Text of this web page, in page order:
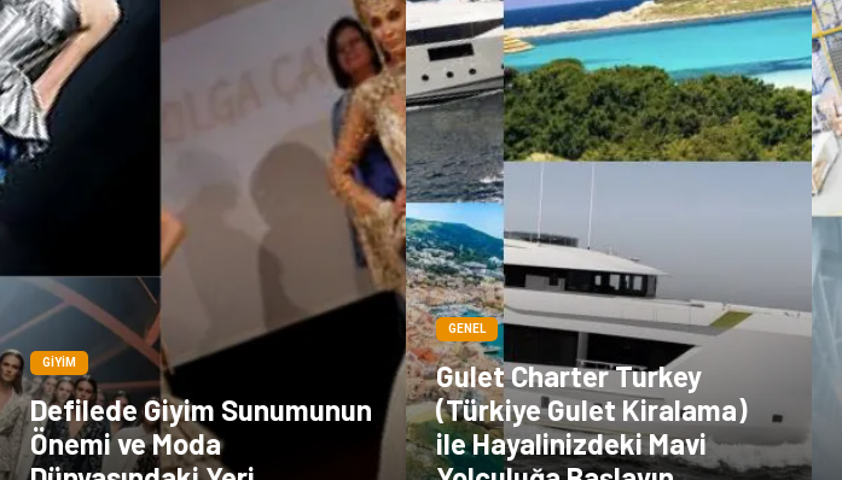
GIYIM
Defilede Giyim Sunumunun
Önemi ve Moda
GENEL
Gulet Charter Turkey
(Türkiye Gulet Kiralama)
ile Hayalinizdeki Mavi